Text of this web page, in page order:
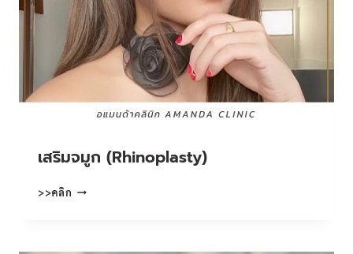
เสริมจมูก (Rhinoplasty)
>>คลิก เสริม